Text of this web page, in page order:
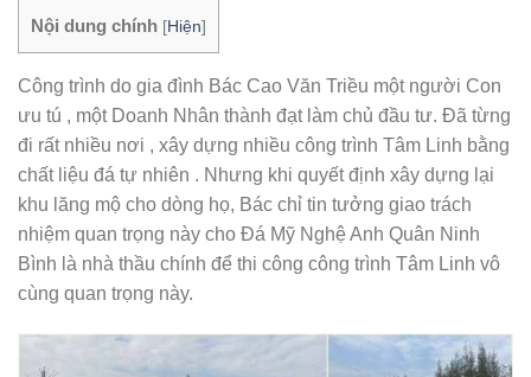
Nội dung chính [Hiện]
Công trình do gia đình Bác Cao Văn Triều một người Con
ưu tú , một Doanh Nhân thành đạt làm chủ đầu tư. Đã từng
đi rất nhiều nơi , xây dựng nhiều công trình Tâm Linh bằng
chất liệu đá tự nhiên . Nhưng khi quyết định xây dựng lại
khu lăng mộ cho dòng họ, Bác chỉ tin tưởng giao trách
nhiệm quan trọng này cho Đá Mỹ Nghệ Anh Quân Ninh
Bình là nhà thầu chính để thi công công trình Tâm Linh vô
cùng quan trọng này.